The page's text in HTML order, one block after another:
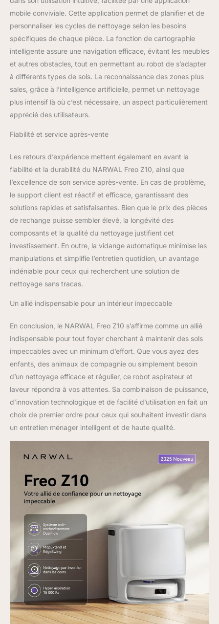
propagation pour un
nettoyage plus
hygiénique de tout votre
intérieur. Station 8-en-1:
Entretien mains libres,
ultra-silencieuses.
NARWAL Freo Z10
station collecte
automatiquement la
poussière jusqu'à 120
entretient le système. Le
chaude (45-75°C)
élimine graisses et
résidus, et le séchage à
l'air chaud 40°C réduit
l'humidité et les odeurs.
Fonctionnement
silencieux dès 56 dB(A),
sérénité assurée.
Nettoyage Intelligent
Tapis: S'adapte aux tapis
et sols. Idéal pour les
foyers avec tapis et
animaux, NARWAL Freo
d'aspiration et soulève la
les garder bien au sec.
Des sols durs aux tapis
(poils courts/longs), il
pour un nettoyage sans
effort de toute la maison.
mobile conviviale. Cette application permet de planifier et de
personnaliser les cycles de nettoyage selon les besoins
spécifiques de chaque pièce. La fonction de cartographie
intelligente assure une navigation efficace, évitant les meubles
et autres obstacles, tout en permettant au robot de s’adapter
à différents types de sols. La reconnaissance des zones plus
sales, grâce à l’intelligence artificielle, permet un nettoyage
plus intensif là où c’est nécessaire, un aspect particulièrement
apprécié des utilisateurs.
Fiabilité et service après-vente
Les retours d’expérience mettent également en avant la
fiabilité et la durabilité du NARWAL Freo Z10, ainsi que
l’excellence de son service après-vente. En cas de problème,
le support client est réactif et efficace, garantissant des
solutions rapides et satisfaisantes. Bien que le prix des pièces
de rechange puisse sembler élevé, la longévité des
composants et la qualité du nettoyage justifient cet
investissement. En outre, la vidange automatique minimise les
manipulations et simplifie l’entretien quotidien, un avantage
indéniable pour ceux qui recherchent une solution de
nettoyage sans tracas.
Un allié indispensable pour un intérieur impeccable
En conclusion, le NARWAL Freo Z10 s’affirme comme un allié
indispensable pour tout foyer cherchant à maintenir des sols
impeccables avec un minimum d’effort. Que vous ayez des
enfants, des animaux de compagnie ou simplement besoin
d’un nettoyage efficace et régulier, ce robot aspirateur et
laveur répondra à vos attentes. Sa combinaison de puissance,
d’innovation technologique et de facilité d’utilisation en fait un
choix de premier ordre pour ceux qui souhaitent investir dans
un entretien ménager intelligent et de haute qualité.